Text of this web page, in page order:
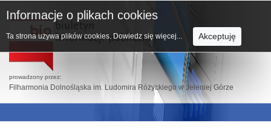
prowadzony przez:
Filharmonia Dolnośląska im. Ludomira Różyckiego w Jeleniej Górze
Informacje o plikach cookies
Ta strona używa plików cookies. Dowiedz się więcej... Akceptuję